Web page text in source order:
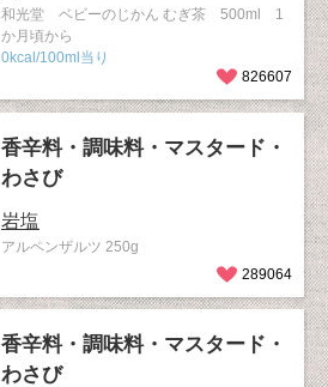
和光堂 ベビーのじかん むぎ茶 500ml 1
か月頃から
0kcal/100ml当り
826607
香辛料・調味料・マスタード・
わさび
岩塩
アルペンザルツ 250g
289064
香辛料・調味料・マスタード・
わさび